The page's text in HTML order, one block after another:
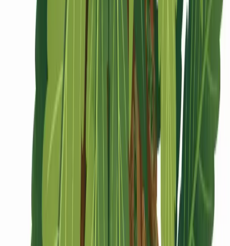
Cannabis Karte